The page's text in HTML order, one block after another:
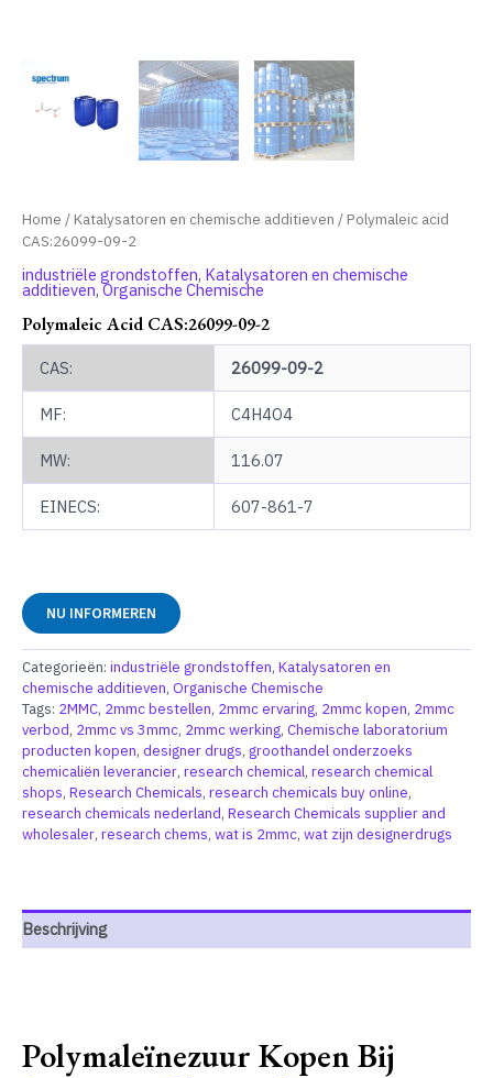
Home /Katalysatoren en chemische additieven / Polymaleic acid
CAS:26099-09-2
industriële grondstoffen, Katalysatoren en chemische
additieven,Organische Chemische
Polymaleic Acid CAS:26099-09-2
CAS: 26099-09-2
MF: C4H4O4
MW: 116.07
EINECS: 607-861-7
NU INFORMEREN
Categorieën: industriële grondstoffen, Katalysatoren en
chemische additieven, Organische Chemische
Tags: 2MMC, 2mmc bestellen, 2mmc ervaring, 2mmc kopen, 2mmc
verbod, 2mmc vs 3mmc, 2mmc werking, Chemische laboratorium
producten kopen, designer drugs, groothandel onderzoeks
chemicaliën leverancier, research chemical, research chemical
shops, Research Chemicals, research chemicals buy online,
research chemicals nederland, Research Chemicals supplier and
wholesaler, research chems, wat is 2mmc, wat zijn designerdrugs
Beschrijving
Polymaleïnezuur Kopen Bij